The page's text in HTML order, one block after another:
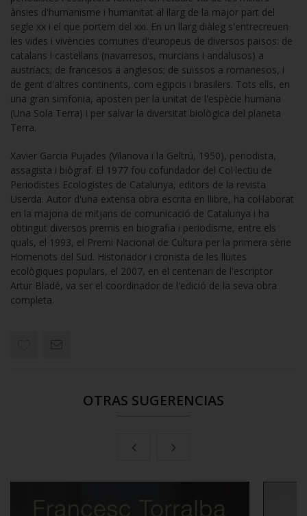
ànsies d'humanisme i humanitat al llarg de la major part del
segle xx i el que portem del xxi. En un llarg diàleg s'entrecreuen
les vides i vivències comunes d'europeus de diversos països: de
catalans i castellans (navarresos, murcians i andalusos) a
austríacs; de francesos a anglesos; de suïssos a romanesos, i
de gent d'altres continents, com egipcis i brasilers. Tots ells, en
una gran simfonia, aposten per la unitat de l'espècie humana
(Una Sola Terra) i per salvar la diversitat biològica del planeta
Terra.
Xavier Garcia Pujades (Vilanova i la Geltrú, 1950), periodista,
assagista i biògraf. El 1977 fou cofundador del Col·lectiu de
Periodistes Ecologistes de Catalunya, editors de la revista
Userda. Autor d'una extensa obra escrita en llibre, ha col·laborat
en la majoria de mitjans de comunicació de Catalunya i ha
obtingut diversos premis en biografia i periodisme, entre els
quals, el 1993, el Premi Nacional de Cultura per la primera sèrie
Homenots del Sud. Historiador i cronista de les lluites
ecològiques populars, el 2007, en el centenari de l'escriptor
Artur Bladé, va ser el coordinador de l'edició de la seva obra
completa.
OTRAS SUGERENCIAS